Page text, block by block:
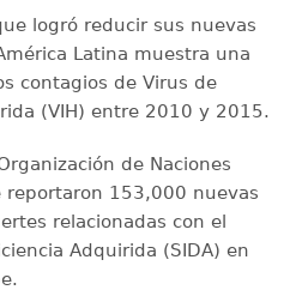
logró reducir sus nuevas
Latina muestra una
contagios de Virus de
(VIH) entre 2010 y 2015.
de Naciones
reportaron 153,000 nuevas
relacionadas con el
Adquirida (SIDA) en